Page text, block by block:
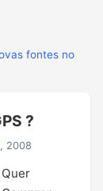
fontes no
?
2008
Quer